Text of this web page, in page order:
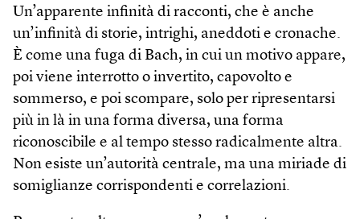
Un’apparente infinità di racconti, che è anche
un’infinità di storie, intrighi, aneddoti e cronache.
È come una fuga di Bach, in cui un motivo appare,
poi viene interrotto o invertito, capovolto e
sommerso, e poi scompare, solo per ripresentarsi
più in là in una forma diversa, una forma
riconoscibile e al tempo stesso radicalmente altra.
Non esiste un’autorità centrale, ma una miriade di
somiglianze corrispondenti e correlazioni.